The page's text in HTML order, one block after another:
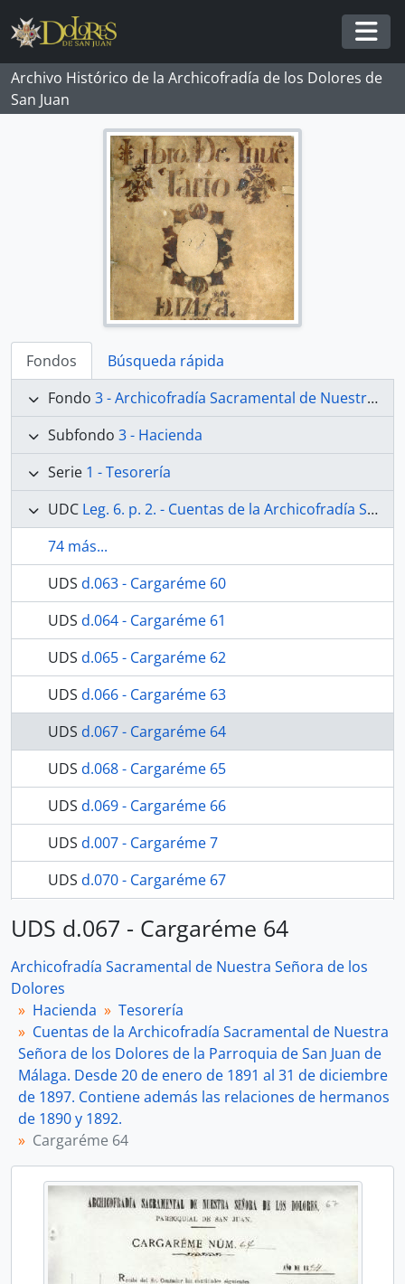
Skip to main content
Archivo Histórico de la Archicofradía de los Dolores de
San Juan
Fondos
Búsqueda rápida
Fondo 3 - Archicofradía Sacramental de Nuestra Señora de los Dolores
Subfondo 3 - Hacienda
Serie 1 - Tesorería
UDC Leg. 6. p. 2. - Cuentas de la Archicofradía Sacramental de Nuestra Señora de los Dolores de la Parroquia de San Juan de Málaga. Desde 20 de enero de 1891 al 31 de diciembre de 1897. Contiene además las relaciones de hermanos de 1890 y 1892.
74 más...
UDS d.063 - Cargaréme 60
UDS d.064 - Cargaréme 61
UDS d.065 - Cargaréme 62
UDS d.066 - Cargaréme 63
UDS d.067 - Cargaréme 64
UDS d.068 - Cargaréme 65
UDS d.069 - Cargaréme 66
UDS d.007 - Cargaréme 7
UDS d.070 - Cargaréme 67
33 más...
UDS d.067 - Cargaréme 64
Archicofradía Sacramental de Nuestra Señora de los
Dolores
Hacienda
Tesorería
Cuentas de la Archicofradía Sacramental de Nuestra
Señora de los Dolores de la Parroquia de San Juan de
Málaga. Desde 20 de enero de 1891 al 31 de diciembre
de 1897. Contiene además las relaciones de hermanos
de 1890 y 1892.
Cargaréme 64